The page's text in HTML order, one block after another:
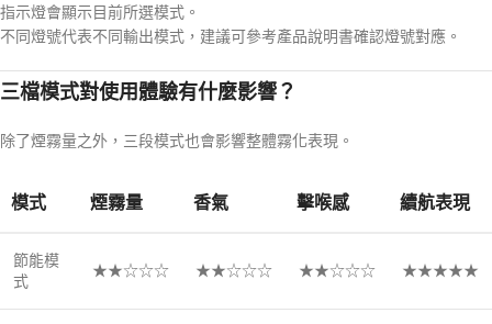
指示燈會顯示目前所選模式。
不同燈號代表不同輸出模式，建議可參考產品說明書確認燈號對應。
三檔模式對使用體驗有什麼影響？
除了煙霧量之外，三段模式也會影響整體霧化表現。
模式 煙霧量 香氣 擊喉感 續航表現
節能模
式
★★☆☆☆ ★★☆☆☆ ★★☆☆☆ ★★★★★